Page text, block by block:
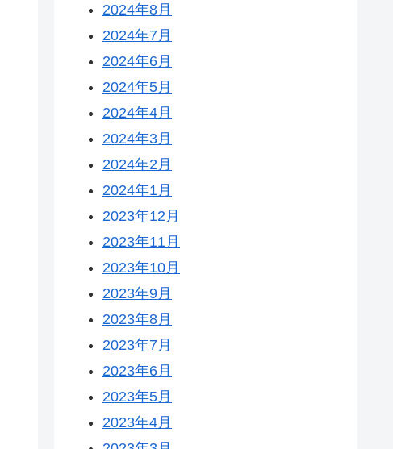
2024年8月
2024年7月
2024年6月
2024年5月
2024年4月
2024年3月
2024年2月
2024年1月
2023年12月
2023年11月
2023年10月
2023年9月
2023年8月
2023年7月
2023年6月
2023年5月
2023年4月